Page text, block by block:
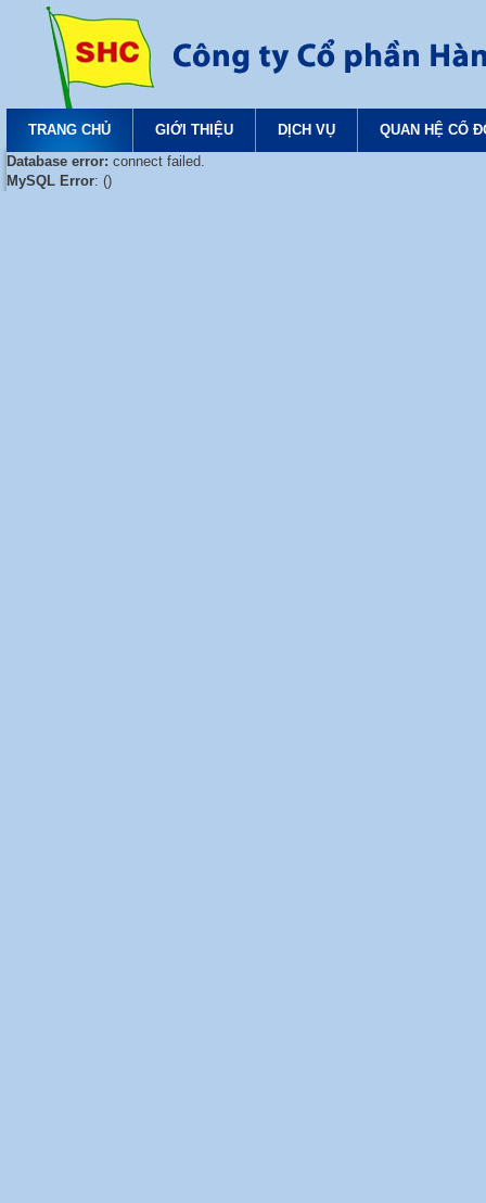
TRANG CHỦ GIỚI THIỆU DỊCH VỤ
QUAN HỆ CỔ
Database error: connect failed.
MySQL Error: ()